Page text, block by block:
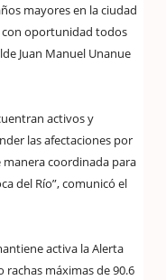
mayores en la ciudad
con oportunidad todos
Juan Manuel Unanue
activos y
las afectaciones por
coordinada para
del Río”, comunicó el
activa la Alerta
máximas de 90.6